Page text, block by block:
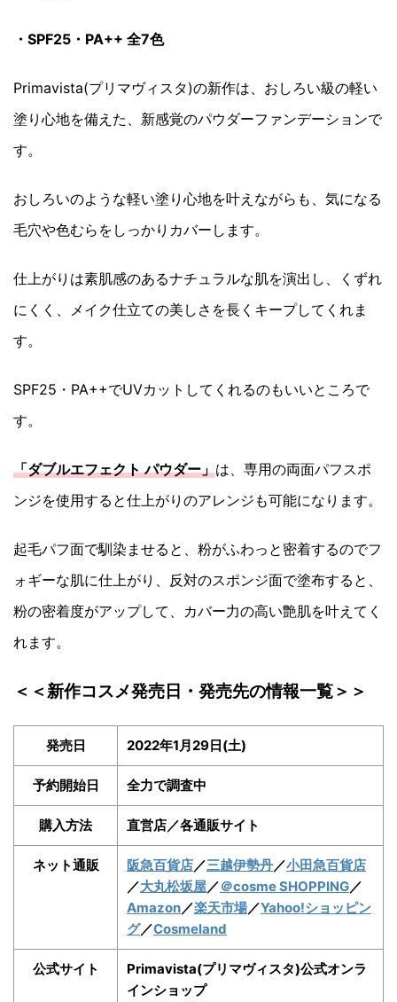
・SPF25・PA++ 全7色
Primavista(プリマヴィスタ)の新作は、おしろい級の軽い
塗り心地を備えた、新感覚のパウダーファンデーションで
す。
おしろいのような軽い塗り心地を叶えながらも、気になる
毛穴や色むらをしっかりカバーします。
仕上がりは素肌感のあるナチュラルな肌を演出し、くずれ
にくく、メイク仕立ての美しさを長くキープしてくれま
す。
SPF25・PA++でUVカットしてくれるのもいいところで
す。
「ダブルエフェクト パウダー」は、専用の両面パフスポ
ンジを使用すると仕上がりのアレンジも可能になります。
起毛パフ面で馴染ませると、粉がふわっと密着するのでフ
ォギーな肌に仕上がり、反対のスポンジ面で塗布すると、
粉の密着度がアップして、カバー力の高い艶肌を叶えてく
れます。
＜＜新作コスメ発売日・発売先の情報一覧＞＞
発売日 2022年1月29日(土)
予約開始日 全力で調査中
購入方法 直営店／各通販サイト
ネット通販 阪急百貨店／三越伊勢丹／小田急百貨店
／大丸松坂屋／＠cosme SHOPPING／
Amazon／楽天市場／Yahoo!ショッピン
グ／Cosmeland
公式サイト
Primavista(プリマヴィスタ)公式オンラ
インショップ